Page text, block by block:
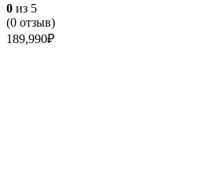
0 из 5
(0 отзыв)
189,990₽